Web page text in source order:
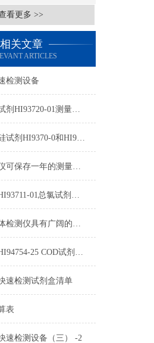
看更多 >>
相关文章
ARTICLES
检测设备
哈纳钙硬度试剂HI93720-01测量范围及操作说明
哈钠二氧化硅试剂HI9370-0和HI93705B-0使用方法
五参数气象仪可保存一年的测量数据
意大利哈纳HI93711-01总氯试剂操作说明
二氧化碳气体检测仪具有广阔的应用市场
意大利哈纳HI94754-25 COD试剂测量标准和量程
速检测试剂盒清单
表
速检测设备（三） -2